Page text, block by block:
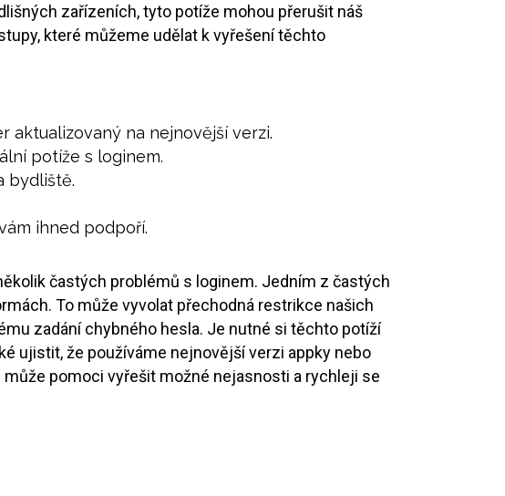
zařízeních, tyto potíže mohou přerušit náš
které můžeme udělat k vyřešení těchto
na nejnovější verzi.
potíže s loginem.
bydliště.
ihned podpoří.
častých problémů s loginem. Jedním z častých
To může vyvolat přechodná restrikce našich
zadání chybného hesla. Je nutné si těchto potíží
ujistit, že používáme nejnovější verzi appky nebo
pomoci vyřešit možné nejasnosti a rychleji se